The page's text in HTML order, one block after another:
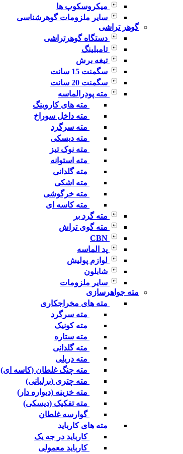
میکروسکوپ ها
سایر ملزومات گوهرشناسی
گوهر تراشی
دستگاه گوهرتراشی
تامبلینگ
تیغه برش
سگمنت 15 سانت
سگمنت 20 سانت
مته پودرالماسه
مته های کاروینگ
مته داخل سوراخ
مته سرگرد
مته دیسکی
مته نوک تیز
مته استوانه
مته گلدانی
مته اشکی
مته خرگوشی
مته کاسه ای
مته گرد بر
مته گوی تراش
CBN
پد الماسه
لوازم پولیش
شابلون
سایر ملزومات
مته جواهرسازی
مته های مخراجکاری
مته سرگرد
مته کونیک
مته ستاره
مته گلدانی
مته دریلی
مته چنگ غلطان (کاسه ای)
مته چتری (برلیانی)
مته خزینه (دیواره دار)
مته تفکیک (دیسکی)
گوارسه غلطان
مته های کارباید
کارباید در جه یک
کارباید معمولی